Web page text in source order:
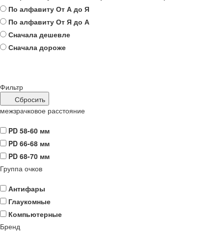
По алфавиту От А до Я
По алфавиту От Я до А
Сначала дешевле
Сначала дороже
Фильтр
Сбросить
межзрачковое расстояние
PD 58-60 мм
PD 66-68 мм
PD 68-70 мм
Группа очков
Антифары
Глаукомные
Компьютерные
Бренд